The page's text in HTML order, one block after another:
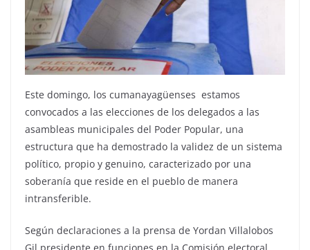
Este domingo, los cumanayagüenses estamos
convocados a las elecciones de los delegados a las
asambleas municipales del Poder Popular, una
estructura que ha demostrado la validez de un sistema
político, propio y genuino, caracterizado por una
soberanía que reside en el pueblo de manera
intransferible.
Según declaraciones a la prensa de Yordan Villalobos